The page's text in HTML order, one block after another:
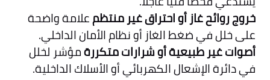
خروج روائح غاز أو احتراق غير منتظمعلامة واضحة
على خلل في ضغط الغاز أو نظام الأمان الداخلي.
أصوات غير طبيعية أو شرارات متكررةمؤشر لخلل
في دائرة الإشعال الكهربائي أو الأسلاك الداخلية.